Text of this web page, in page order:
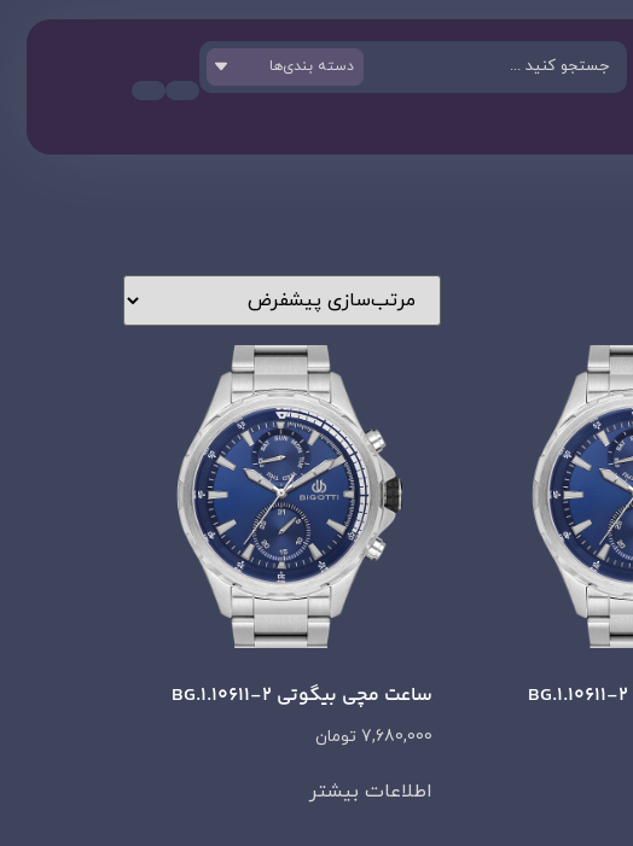
دسته بندی‌ها
ساعت مچی بیگوتی BG.1.10611-2
7,680,000 تومان
اطلاعات بیشتر